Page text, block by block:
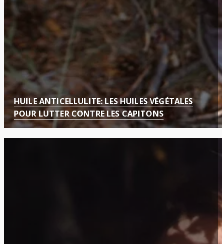
HUILE ANTICELLULITE: LES HUILES VÉGÉTALES
POUR LUTTER CONTRE LES CAPITONS